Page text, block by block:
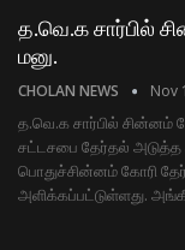
த.வெ.க சார்பில்
மனு.
CHOLAN NEWS Nov
த.வெ.க சார்பில் சின்னம்
சட்டசபை தேர்தல்
பொதுச்சின்னம் கோரி
அளிக்கப்பட்டுள்ளது.